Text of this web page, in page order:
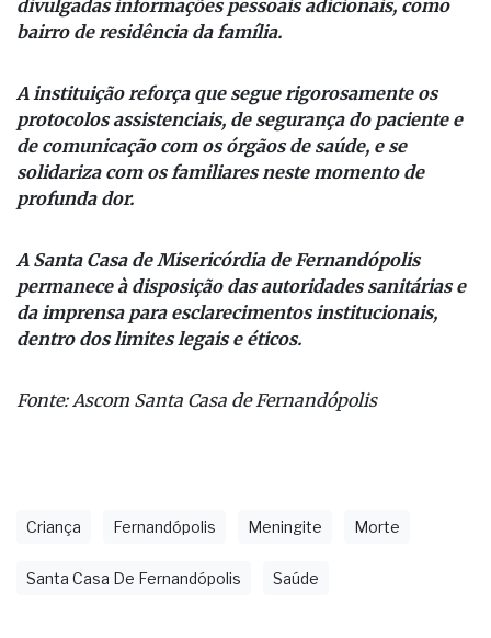
divulgadas informações pessoais adicionais, como
bairro de residência da família.
A instituição reforça que segue rigorosamente os
protocolos assistenciais, de segurança do paciente e
de comunicação com os órgãos de saúde, e se
solidariza com os familiares neste momento de
profunda dor.
A Santa Casa de Misericórdia de Fernandópolis
permanece à disposição das autoridades sanitárias e
da imprensa para esclarecimentos institucionais,
dentro dos limites legais e éticos.
Fonte: Ascom Santa Casa de Fernandópolis
Criança Fernandópolis Meningite Morte
Santa Casa De Fernandópolis Saúde